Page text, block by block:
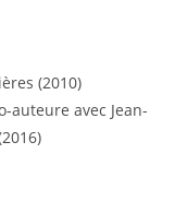
(2010)
auteure avec Jean-